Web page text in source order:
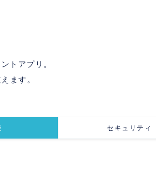
トアプリ。
ます。
セキュリティ